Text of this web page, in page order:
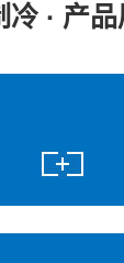
冷 · 产